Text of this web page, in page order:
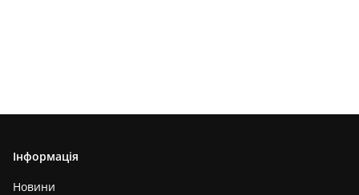
Інформація
Новини